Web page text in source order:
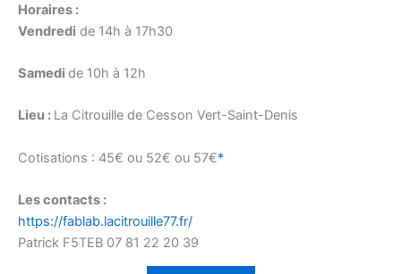
Horaires :
Vendredi de 14h à 17h30
Samedi de 10h à 12h
Lieu : La Citrouille de Cesson Vert-Saint-Denis
Cotisations : 45€ ou 52€ ou 57€*
Les contacts :
https://fablab.lacitrouille77.fr/
Patrick F5TEB 07 81 22 20 39